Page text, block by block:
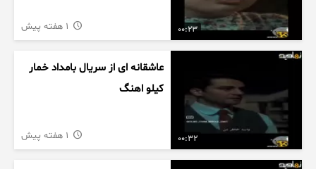
00:23
00:32
عاشقانه ای از سریال بامداد خمار
کیلو اهنگ